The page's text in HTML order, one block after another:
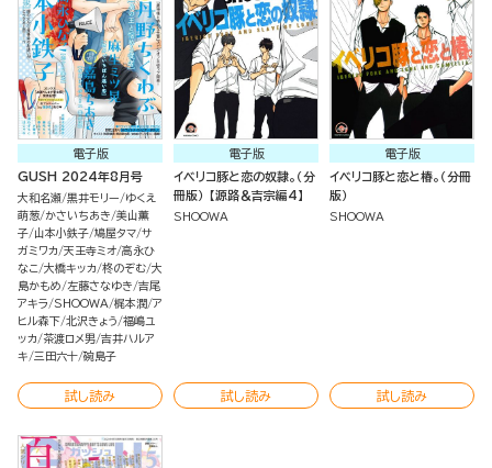
電子版
GUSH 2024年8月号
大和名瀬 黒井モリー
ゆくえ
萌葱 かさいちあき 美山薫
子 山本小鉄子 鳩屋タマ サ
ガミワカ 天王寺ミオ 高永ひ
なこ 大橋キッカ 柊のぞむ 大
島かもめ 左藤さなゆき 吉尾
アキラ SHOOWA 梶本潤 ア
ヒル森下 北沢きょう 福嶋ユ
ッカ 茶渡ロメ男 吉井ハルア
キ 三田六十 碗島子
試し読み
電子版
イベリコ豚と恋の奴隷。（分
冊版） 【源路＆吉宗編4】
SHOOWA
試し読み
電子版
イベリコ豚と恋と椿。（分冊
版）
SHOOWA
試し読み